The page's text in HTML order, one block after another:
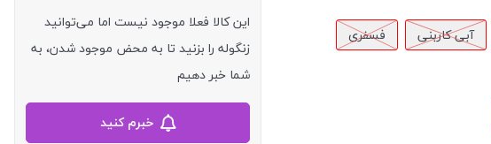
آبی کاربنی فسفری
این کالا فعلا موجود نیست اما می‌توانید
زنگوله را بزنید تا به محض موجود شدن، به
شما خبر دهیم
خبرم کنید